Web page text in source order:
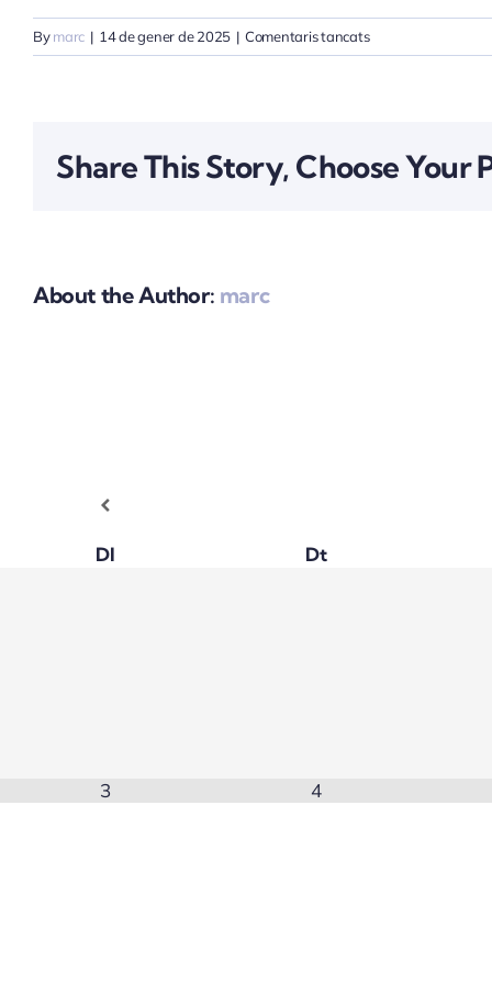
Bymarc | 14 de gener de 2025 | Comentaris tancatsa
CAP
Share This Story, Choose Your
About the Author: marc
Dl Dt
3 4